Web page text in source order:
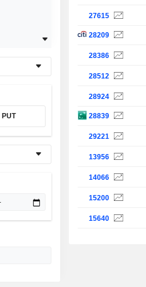
PUT
27615
28209
28386
28512
28924
28839
29221
13956
14066
15200
15640